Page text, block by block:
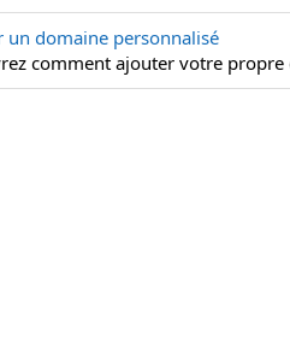
un domaine personnalisé
comment ajouter votre propre